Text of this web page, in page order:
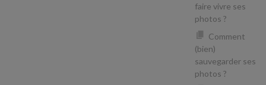
faire vivre ses
photos ?
Comment
(bien)
sauvegarder ses
photos ?